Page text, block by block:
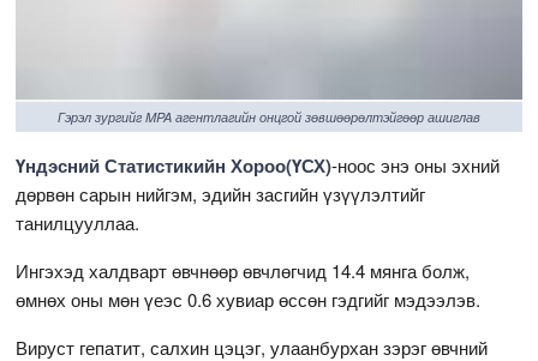
Гэрэл зургийг MPA агентлагийн онцгой зөвшөөрөлтэйгөөр ашиглав
Үндэсний Статистикийн Хороо(ҮСХ)-ноос энэ оны эхний
дөрвөн сарын нийгэм, эдийн засгийн үзүүлэлтийг
танилцууллаа.
Ингэхэд халдварт өвчнөөр өвчлөгчид 14.4 мянга болж,
өмнөх оны мөн үеэс 0.6 хувиар өссөн гэдгийг мэдээлэв.
Вируст гепатит, салхин цэцэг, улаанбурхан зэрэг өвчний